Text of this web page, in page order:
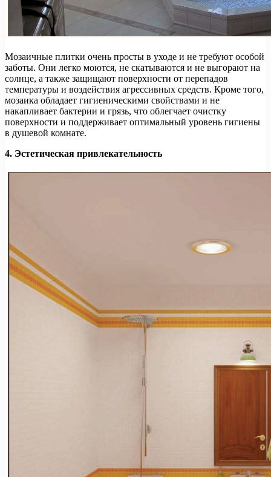
Мозаичные плитки очень просты в уходе и не требуют особой
заботы. Они легко моются, не скатываются и не выгорают на
солнце, а также защищают поверхности от перепадов
температуры и воздействия агрессивных средств. Кроме того,
мозаика обладает гигиеническими свойствами и не
накапливает бактерии и грязь, что облегчает очистку
поверхности и поддерживает оптимальный уровень гигиены
в душевой комнате.
4. Эстетическая привлекательность